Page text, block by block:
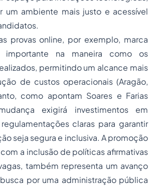
um ambiente mais justo e acessível
provas online, por exemplo, marca
importante na maneira como os
permitindo um alcance mais
de custos operacionais (Aragão,
como apontam Soares e Farias
exigirá investimentos em
claras para garantir
seja segura e inclusiva. A promoção
a inclusão de políticas afirmativas
também representa um avanço
por uma administração pública